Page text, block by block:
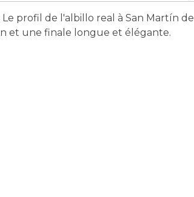
profil de l'albillo real à San Martín de
et une finale longue et élégante.